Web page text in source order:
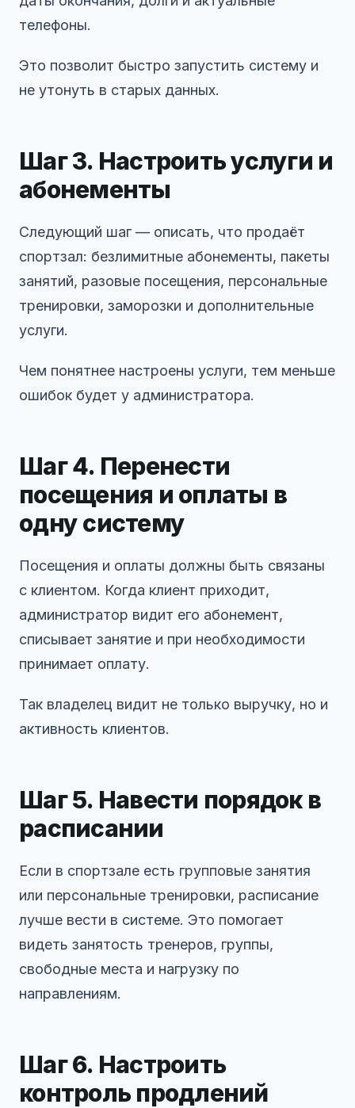
телефоны.
Это позволит быстро запустить систему и
не утонуть в старых данных.
Шаг 3. Настроить услуги и
абонементы
Следующий шаг — описать, что продаёт
спортзал: безлимитные абонементы, пакеты
занятий, разовые посещения, персональные
тренировки, заморозки и дополнительные
услуги.
Чем понятнее настроены услуги, тем меньше
ошибок будет у администратора.
Шаг 4. Перенести
посещения и оплаты в
одну систему
Посещения и оплаты должны быть связаны
с клиентом. Когда клиент приходит,
администратор видит его абонемент,
списывает занятие и при необходимости
принимает оплату.
Так владелец видит не только выручку, но и
активность клиентов.
Шаг 5. Навести порядок в
расписании
Если в спортзале есть групповые занятия
или персональные тренировки, расписание
лучше вести в системе. Это помогает
видеть занятость тренеров, группы,
свободные места и нагрузку по
направлениям.
Шаг 6. Настроить
контроль продлений